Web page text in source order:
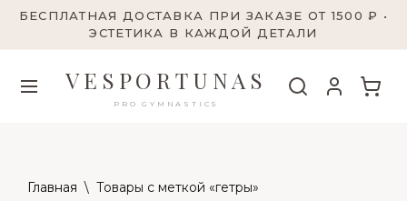
БЕСПЛАТНАЯ ДОСТАВКА ПРИ ЗАКАЗЕ ОТ 1500 ₽ •
ЭСТЕТИКА В КАЖДОЙ ДЕТАЛИ
VESPORTUNAS
PRO GYMNASTICS
Главная \ Товары с меткой «гетры»